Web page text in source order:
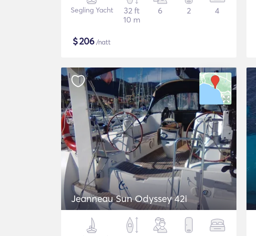
Segling Yacht
32 ft
10 m
6 2 4
$206/natt
Jeanneau Sun Odyssey 42i